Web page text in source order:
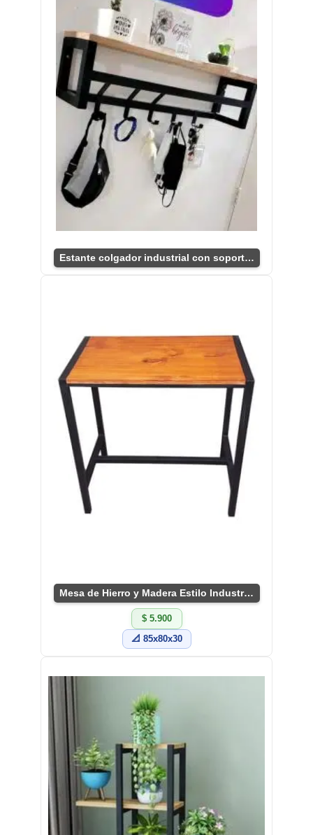
Estante colgador industrial con soporte colgante
Mesa de Hierro y Madera Estilo Industrial
$ 5.900
📐 85x80x30